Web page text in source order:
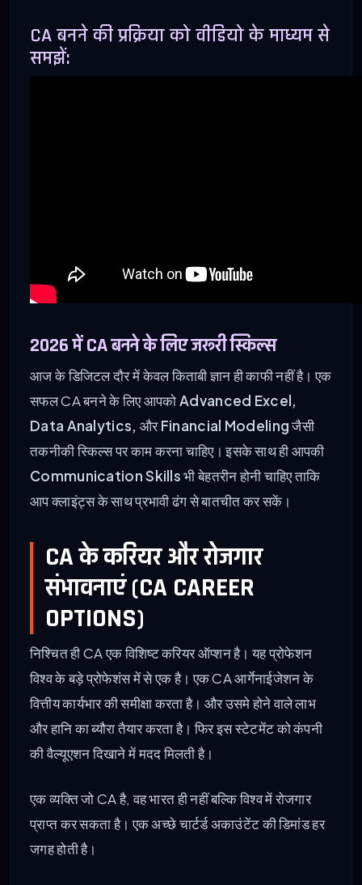
CA बनने की प्रक्रिया को वीडियो के माध्यम से
समझें:
2026 में CA बनने के लिए जरूरी स्किल्स
आज के डिजिटल दौर में केवल किताबी ज्ञान ही काफी नहीं है। एक
सफल CA बनने के लिए आपकोAdvanced Excel,
Data Analytics, औरFinancial Modelingजैसी
तकनीकी स्किल्स पर काम करना चाहिए। इसके साथ ही आपकी
Communication Skillsभी बेहतरीन होनी चाहिए ताकि
आप क्लाइंट्स के साथ प्रभावी ढंग से बातचीत कर सकें।
CA के करियर और रोजगार
संभावनाएं (CA CAREER
OPTIONS)
निश्चित ही CA एक विशिष्ट करियर ऑप्शन है। यह प्रोफेशन
विश्व के बड़े प्रोफेशंस में से एक है। एक CA आर्गेनाईजेशन के
वित्तीय कार्यभार की समीक्षा करता है। और उसमे होने वाले लाभ
और हानि का ब्यौरा तैयार करता है। फिर इस स्टेटमेंट को कंपनी
की वैल्यूएशन दिखाने में मदद मिलती है।
एक व्यक्ति जो CA है, वह भारत ही नहीं बल्कि विश्व में रोजगार
प्राप्त कर सकता है। एक अच्छे चार्टर्ड अकाउंटेंट की डिमांड हर
जगह होती है।